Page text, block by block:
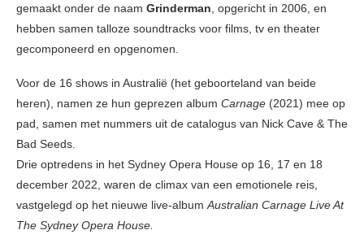
gemaakt onder de naam Grinderman, opgericht in 2006, en
hebben samen talloze soundtracks voor films, tv en theater
gecomponeerd en opgenomen.
Voor de 16 shows in Australië (het geboorteland van beide
heren), namen ze hun geprezen album Carnage (2021) mee op
pad, samen met nummers uit de catalogus van Nick Cave & The
Bad Seeds.
Drie optredens in het Sydney Opera House op 16, 17 en 18
december 2022, waren de climax van een emotionele reis,
vastgelegd op het nieuwe live-albumAustralian Carnage Live At
The Sydney Opera House.